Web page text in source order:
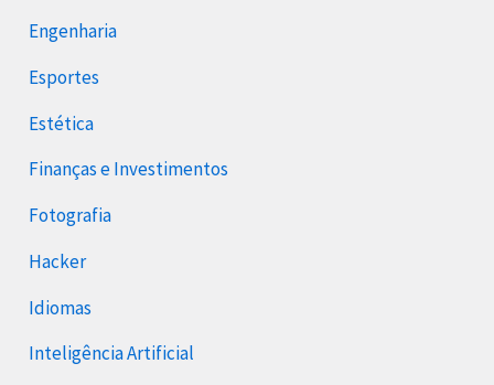
Engenharia
Esportes
Estética
Finanças e Investimentos
Fotografia
Hacker
Idiomas
Inteligência Artificial